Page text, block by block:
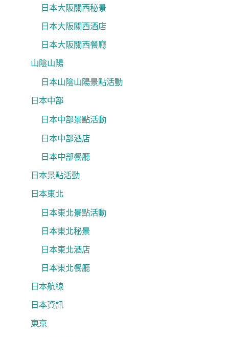
日本大阪關西秘景
日本大阪關西酒店
日本大阪關西餐廳
山陰山陽
日本山陰山陽景點活動
日本中部
日本中部景點活動
日本中部酒店
日本中部餐廳
日本景點活動
日本東北
日本東北景點活動
日本東北秘景
日本東北酒店
日本東北餐廳
日本航線
日本資訊
東京